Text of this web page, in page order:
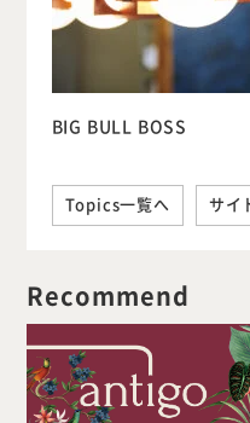
BIG BULL BOSS
Topics一覧へ サイ
Recommend